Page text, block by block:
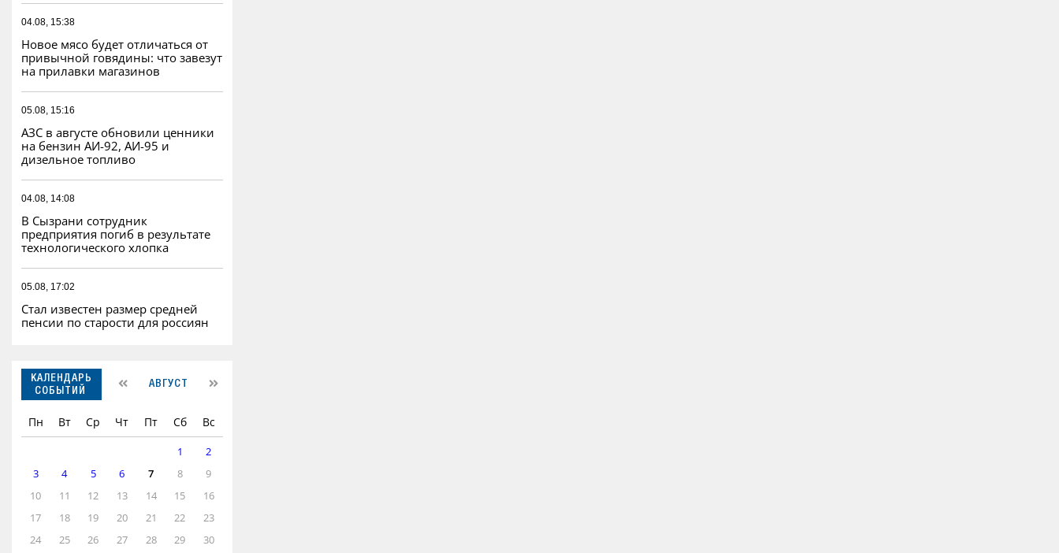
04.08, 15:38
Новое мясо будет отличаться от
привычной говядины: что завезут
на прилавки магазинов
05.08, 15:16
АЗС в августе обновили ценники
на бензин АИ-92, АИ-95 и
дизельное топливо
04.08, 14:08
В Сызрани сотрудник
предприятия погиб в результате
технологического хлопка
05.08, 17:02
Стал известен размер средней
пенсии по старости для россиян
КАЛЕНДАРЬ
СОБЫТИЙ
АВГУСТ
Пн Вт Ср Чт Пт Сб Вс
1
2
3
4 5 6 7 8
9
10
11 12 13 14 15
16
17
18 19 20 21 22
23
24
25 26 27 28 29 30